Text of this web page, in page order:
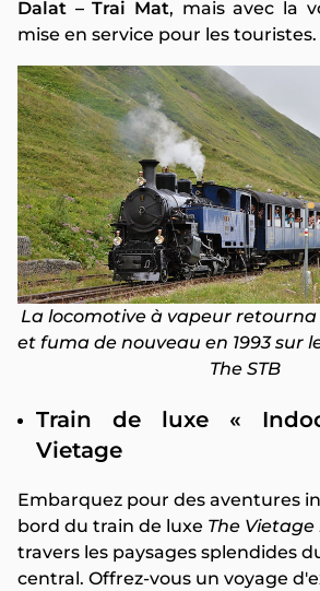
Dalat – Trai Mat, mais avec la
mise en service pour les touristes.
La locomotive à vapeur
et fuma de nouveau en 1993 sur
The STB
Train de luxe «
Vietage
Embarquez pour des aventures
bord du train de luxe The
travers les paysages splendides
central. Offrez-vous un voyage